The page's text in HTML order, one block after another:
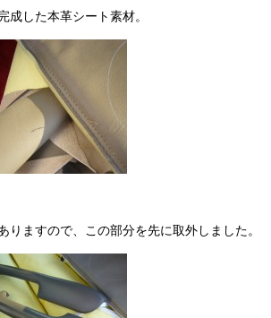
成した本革シート素材。
りますので、この部分を先に取外しました。